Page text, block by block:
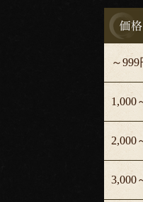
～999
1,000
2,000
3,000